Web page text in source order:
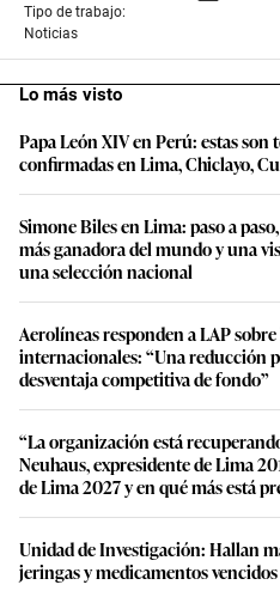
Tipo de trabajo:
Noticias
Lo más visto
Papa León XIV en Perú: estas son
confirmadas en Lima, Chiclayo,
Simone Biles en Lima: paso a
más ganadora del mundo y una
una selección nacional
Aerolíneas responden a LAP sobre
internacionales: “Una reducción
desventaja competitiva de fondo”
“La organización está
Neuhaus, expresidente de Lima
de Lima 2027 y en qué más está
Unidad de Investigación: Hallan
jeringas y medicamentos